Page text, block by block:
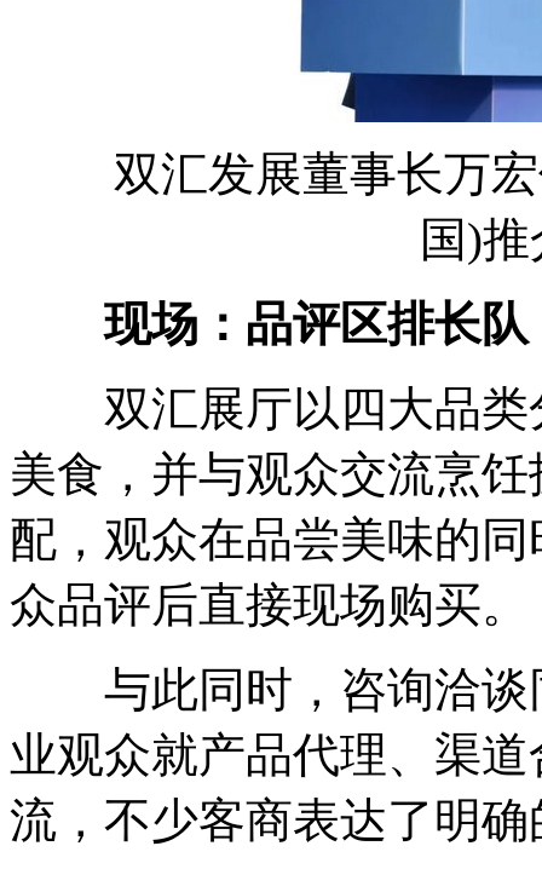
双汇发展董事长万宏
国)
现场：品评区排长队
双汇展厅以四大品类
美食，并与观众交流烹
配，观众在品尝美味的
众品评后直接现场购买。
与此同时，咨询洽谈
业观众就产品代理、渠
流，不少客商表达了明